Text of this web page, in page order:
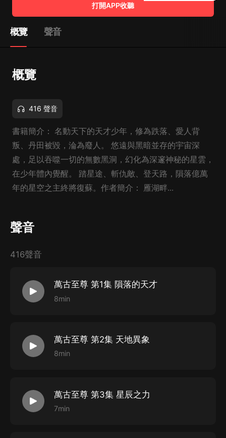
打開APP收聽
概覽 聲音
概覽
416 聲音
書籍簡介： 名動天下的天才少年，修為跌落、愛人背
叛、丹田被毀，淪為廢人。 悠遠與黑暗並存的宇宙深
處，足以吞噬一切的無數黑洞，幻化為深邃神秘的星雲，
在少年體內覺醒。 踏星途、斬仇敵、登天路，隕落億萬
年的星空之主終將復蘇。作者簡介： 雁湖畔...
聲音
416聲音
萬古至尊 第1集 隕落的天才
8min
萬古至尊 第2集 天地異象
8min
萬古至尊 第3集 星辰之力
7min